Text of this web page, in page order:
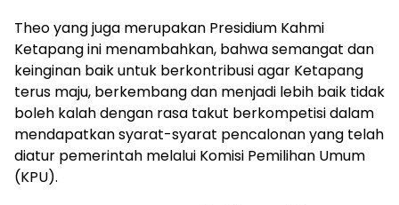
Theo yang juga merupakan Presidium Kahmi
Ketapang ini menambahkan, bahwa semangat dan
keinginan baik untuk berkontribusi agar Ketapang
terus maju, berkembang dan menjadi lebih baik tidak
boleh kalah dengan rasa takut berkompetisi dalam
mendapatkan syarat-syarat pencalonan yang telah
diatur pemerintah melalui Komisi Pemilihan Umum
(KPU).